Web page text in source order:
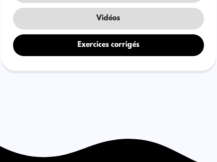
Vidéos
Exercices corrigés